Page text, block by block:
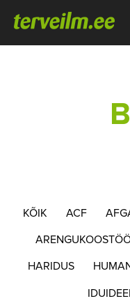
KÕIK ACF
HARIDUS